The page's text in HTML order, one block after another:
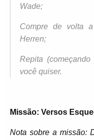
Wade;
Compre de volta
Herren;
Repita
você quiser.
Missão: Versos
Nota sobre a missão: